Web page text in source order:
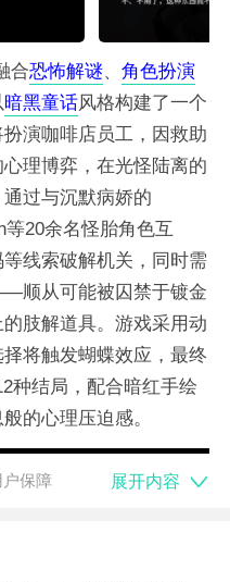
合恐怖解谜、 角色扮演
暗黑童话风格构建了一个
演咖啡店员工，因救助
理博弈，在光怪陆离的
过与沉默病娇的
20余名怪胎角色互
线索破解机关，同时需
顺从可能被囚禁于镀金
肢解道具。游戏采用动
将触发蝴蝶效应，最终
种结局，配合暗红手绘
的心理压迫感。
户保障 展开内容